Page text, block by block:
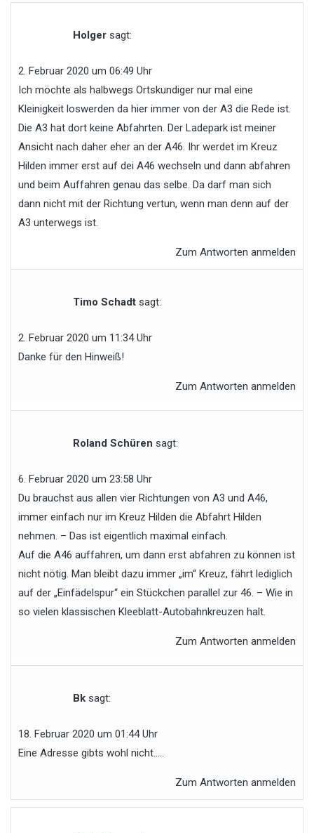
Holger sagt:
2. Februar 2020 um 06:49 Uhr
Ich möchte als halbwegs Ortskundiger nur mal eine
Kleinigkeit loswerden da hier immer von der A3 die Rede ist.
Die A3 hat dort keine Abfahrten. Der Ladepark ist meiner
Ansicht nach daher eher an der A46. Ihr werdet im Kreuz
Hilden immer erst auf dei A46 wechseln und dann abfahren
und beim Auffahren genau das selbe. Da darf man sich
dann nicht mit der Richtung vertun, wenn man denn auf der
A3 unterwegs ist.
Zum Antworten anmelden
Timo Schadt sagt:
2. Februar 2020 um 11:34 Uhr
Danke für den Hinweiß!
Zum Antworten anmelden
Roland Schüren sagt:
6. Februar 2020 um 23:58 Uhr
Du brauchst aus allen vier Richtungen von A3 und A46,
immer einfach nur im Kreuz Hilden die Abfahrt Hilden
nehmen. – Das ist eigentlich maximal einfach.
Auf die A46 auffahren, um dann erst abfahren zu können ist
nicht nötig. Man bleibt dazu immer „im“ Kreuz, fährt lediglich
auf der „Einfädelspur“ ein Stückchen parallel zur 46. – Wie in
so vielen klassischen Kleeblatt-Autobahnkreuzen halt.
Zum Antworten anmelden
Bk sagt:
18. Februar 2020 um 01:44 Uhr
Eine Adresse gibts wohl nicht…..
Zum Antworten anmelden